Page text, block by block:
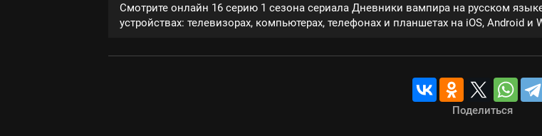
Смотрите онлайн 16 серию 1 сезона сериала Дневники вампира на русском
устройствах: телевизорах, компьютерах, телефонах и планшетах на iOS, Android и
Поделиться